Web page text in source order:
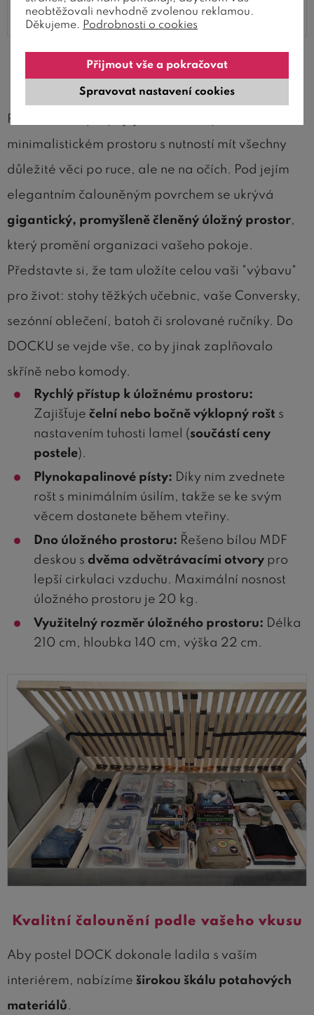
Organizační centrum vašeho domova s
čelním nebo bočním roštem v ceně
Postel DOCK propojuje vaši touhu po klidném,
minimalistickém prostoru s nutností mít všechny
důležité věci po ruce, ale ne na očích. Pod jejím
elegantním čalouněným povrchem se ukrývá
gigantický, promyšleně členěný úložný prostor,
který promění organizaci vašeho pokoje.
Představte si, že tam uložíte celou vaši "výbavu"
pro život: stohy těžkých učebnic, vaše Conversky,
sezónní oblečení, batoh či srolované ručníky. Do
DOCKU se vejde vše, co by jinak zaplňovalo
skříně nebo komody.
Rychlý přístup k úložnému prostoru:
Zajišťuje čelní nebo bočně výklopný rošt s
nastavením tuhosti lamel (součástí ceny
postele).
Plynokapalinové písty: Díky nim zvednete
rošt s minimálním úsilím, takže se ke svým
věcem dostanete během vteřiny.
Dno úložného prostoru: Řešeno bílou MDF
deskou s dvěma odvětrávacími otvory pro
lepší cirkulaci vzduchu. Maximální nosnost
úložného prostoru je 20 kg.
Využitelný rozměr úložného prostoru: Délka
210 cm, hloubka 140 cm, výška 22 cm.
Kvalitní čalounění podle vašeho vkusu
Aby postel DOCK dokonale ladila s vaším
interiérem, nabízíme širokou škálu potahových
materiálů.
neobtěžovali nevhodně zvolenou reklamou.
Děkujeme. Podrobnosti o cookies
Spravovat nastavení cookies
Přijmout vše a pokračovat